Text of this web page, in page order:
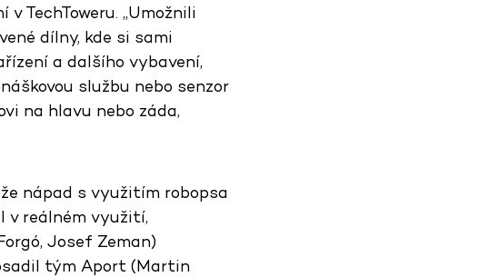
TechToweru. „Umožnili
dílny, kde si sami
a dalšího vybavení,
službu nebo senzor
na hlavu nebo záda,
nápad s využitím robopsa
v reálném využití,
Josef Zeman)
tým Aport (Martin